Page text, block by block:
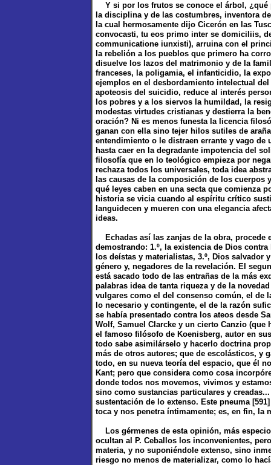
Y si por los frutos se conoce el árbol, ¿qué
la disciplina y de las costumbres, inventora
la cual hermosamente dijo Cicerón en las
convocasti, tu eos primo inter se domiciliis,
communicatione iunxisti), arruina con el
la rebelión a los pueblos que primero ha
disuelve los lazos del matrimonio y de la
franceses, la poligamia, el infanticidio, la
ejemplos en el desbordamiento intelectual
apoteosis del suicidio, reduce al interés
los pobres y a los siervos la humildad, la
modestas virtudes cristianas y destierra la
oración? Ni es menos funesta la licencia
ganan con ella sino tejer hilos sutiles de
entendimiento o le distraen errante y vago de
hasta caer en la degradante impotencia del
filosofía que en lo teológico empieza por
rechaza todos los universales, toda idea
las causas de la composición de los cuerpos
qué leyes caben en una secta que comienza
historia se vicia cuando al espíritu crítico
languidecen y mueren con una elegancia
ideas.
Echadas así las zanjas de la obra, procede
demostrando: 1.º, la existencia de Dios
los deístas y materialistas, 3.º, Dios
género y, negadores de la revelación. El
está sacado todo de las entrañas de la más
palabras idea de tanta riqueza y de la
vulgares como el del consenso común, el de
lo necesario y contingente, el de la razón
se había presentado contra los ateos desde
Wolf, Samuel Clarcke y un cierto Canzio
el famoso filósofo de Koenisberg, autor en
todo sabe asimilárselo y hacerlo doctrina
más de otros autores; que de escolásticos, y
todo, en su nueva teoría del espacio, que él
Kant; pero que considera como cosa
donde todos nos movemos, vivimos y
sino como sustancias particulares y
sustentación de lo extenso. Este pneuma
toca y nos penetra íntimamente; es, en fin, la
Los gérmenes de esta opinión, más
ocultan al P. Ceballos los inconvenientes,
materia, y no suponiéndole extenso, sino
riesgo no menos de materializar, como lo